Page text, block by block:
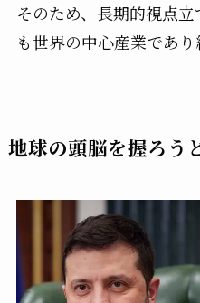
そのため、長期的視点
も世界の中心産業であり
地球の頭脳を握ろう